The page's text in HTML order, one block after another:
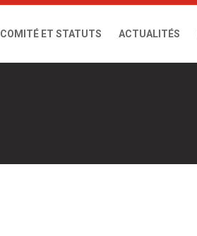
COMITÉ ET STATUTS ACTUALITÉS